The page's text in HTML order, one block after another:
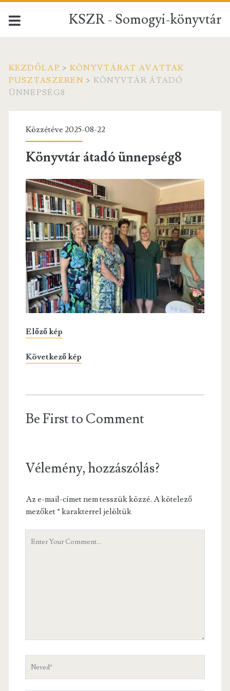
KSZR - Somogyi-könyvtár
KEZDŐLAP > KÖNYVTÁRAT AVATTAK
PUSZTASZEREN > KÖNYVTÁR ÁTADÓ
ÜNNEPSÉG8
Közzétéve 2025-08-22
Könyvtár átadó ünnepség8
Előző kép
Következő kép
Be First to Comment
Vélemény, hozzászólás?
Az e-mail-címet nem tesszük közzé. A kötelező
mezőket*karakterrel jelöltük